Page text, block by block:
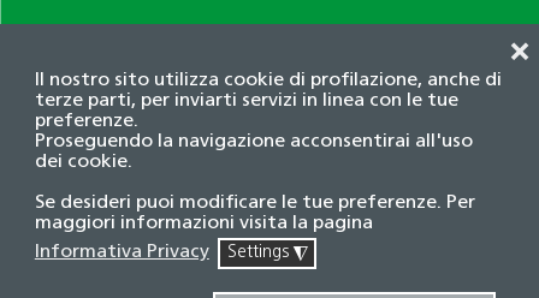
Il nostro sito utilizza cookie di profilazione, anche di
terze parti, per inviarti servizi in linea con le tue
preferenze.
Proseguendo la navigazione acconsentirai all'uso
dei cookie.
Se desideri puoi modificare le tue preferenze. Per
maggiori informazioni visita la pagina
Informativa Privacy
Settings ◮
❌
Informativa privacy
© 2026 Associazione TicinoEnergia. Tutti i diritti
riservati.